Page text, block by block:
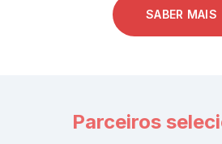
SABER MAIS
Parceiros